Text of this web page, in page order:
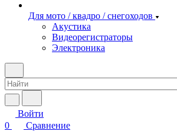
Для мото / квадро / снегоходов
Акустика
Видеорегистраторы
Электроника
Войти
0
Сравнение